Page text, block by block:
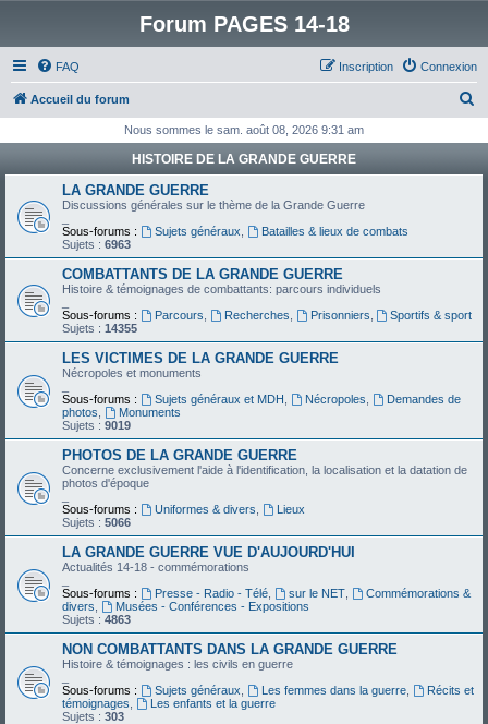
Forum PAGES 14-18
FAQ Connexion
Inscription
Accueil du forum
h
c
Nous sommes le sam. août 08, 2026 9:31 am
HISTOIRE DE LA GRANDE GUERRE
LA GRANDE GUERRE
Discussions générales sur le thème de la Grande Guerre
Sous-forums :
Sujets généraux
Batailles & lieux de combats
Sujets : 6963
COMBATTANTS DE LA GRANDE GUERRE
Histoire & témoignages de combattants: parcours individuels
Sous-forums :
Parcours Recherches Prisonniers
Sportifs & sport
Sujets : 14355
LES VICTIMES DE LA GRANDE GUERRE
Nécropoles et monuments
Sous-forums :
Sujets généraux et MDH Nécropoles
Demandes de
photos
Monuments
Sujets : 9019
PHOTOS DE LA GRANDE GUERRE
Concerne exclusivement l'aide à l'identification, la localisation et la datation de
photos d'époque
Sous-forums :
Uniformes & divers
Lieux
Sujets : 5066
LA GRANDE GUERRE VUE D'AUJOURD'HUI
Actualités 14-18 - commémorations
Sous-forums :
Presse - Radio - Télé, sur le NET,
Commémorations &
divers
Musées - Conférences - Expositions
Sujets : 4863
NON COMBATTANTS DANS LA GRANDE GUERRE
Histoire & témoignages : les civils en guerre
Sous-forums :
Sujets généraux Les femmes dans la guerre,
Récits et
témoignages
Les enfants et la guerre
Sujets : 303